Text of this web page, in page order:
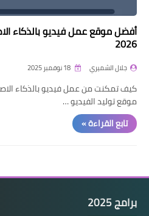
2026
جلال الشميري
كيف تمكنت من عمل فيديو بالذكاء
موقع توليد الفيديو …
تابع القراءة »
برامج 2025